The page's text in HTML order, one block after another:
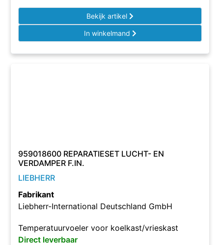
Bekijk artikel
In winkelmand
959018600 REPARATIESET LUCHT- EN
VERDAMPER F.IN.
LIEBHERR
Fabrikant
Liebherr-International Deutschland GmbH
Temperatuurvoeler voor koelkast/vrieskast
Direct leverbaar